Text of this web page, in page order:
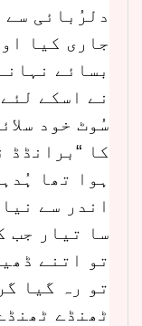
دلرُبائی
جاری کیا
بسائے
نے اسکے
سُوٹ خود
کا “برانڈڈ
ہوا تھا
اندر سے
سا تیار جب
تو اتنے
تو رہ گیا
ٹھنڈے